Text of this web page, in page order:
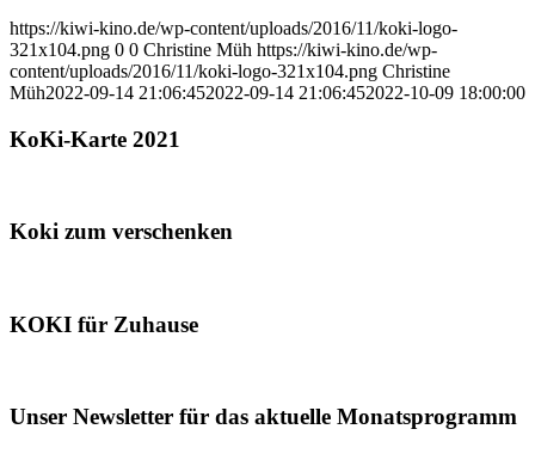
https://kiwi-kino.de/wp-content/uploads/2016/11/koki-logo-
321x104.png 0 0 Christine Müh https://kiwi-kino.de/wp-
content/uploads/2016/11/koki-logo-321x104.png Christine
Müh2022-09-14 21:06:452022-09-14 21:06:452022-10-09 18:00:00
KoKi-Karte 2021
Koki zum verschenken
KOKI für Zuhause
Unser Newsletter für das aktuelle Monatsprogramm